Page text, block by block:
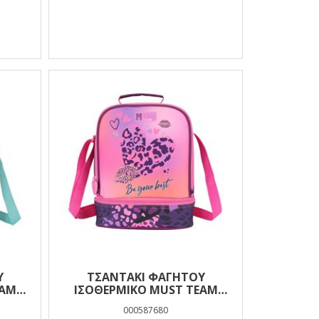
ΤΣΑΝΤΆΚΙ ΦΑΓΗΤΟΎ
ΙΣΟΘΕΡΜΙΚΌ MUST TEAM
ΘΉΚΕΣ
000587680